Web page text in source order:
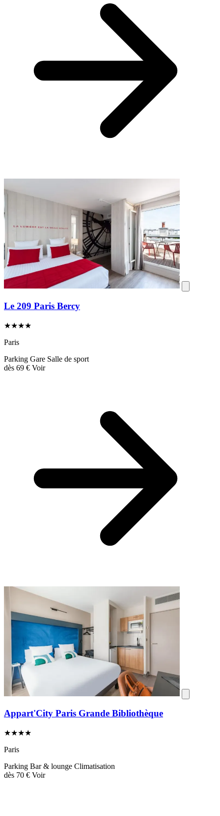
Le 209 Paris Bercy
★★★★
Paris
Parking Gare Salle de sport
dès 69 € Voir
Appart'City Paris Grande Bibliothèque
★★★★
Paris
Parking Bar & lounge Climatisation
dès 70 € Voir